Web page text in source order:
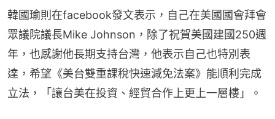
韓國瑜則在facebook發文表示，自己在美國國會拜會
眾議院議長Mike Johnson，除了祝賀美國建國250週
年，也感謝他長期支持台灣，他表示自己也特別表
達，希望《美台雙重課稅快速減免法案》能順利完成
立法，「讓台美在投資、經貿合作上更上一層樓」。